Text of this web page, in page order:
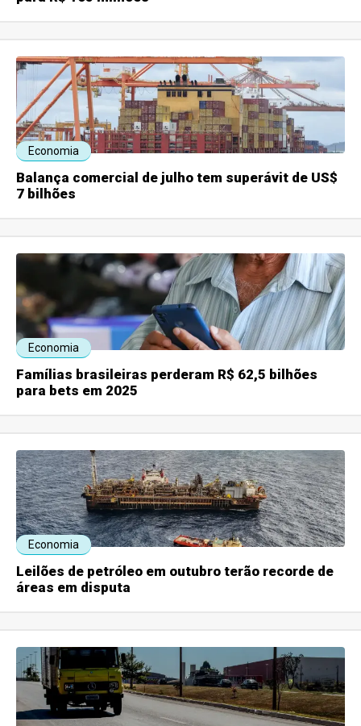
Economia
Balança comercial de julho tem superávit de US$
7 bilhões
Economia
Famílias brasileiras perderam R$ 62,5 bilhões
para bets em 2025
Economia
Leilões de petróleo em outubro terão recorde de
áreas em disputa